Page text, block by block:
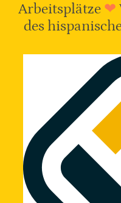
Arbeitsplätze ❤
des